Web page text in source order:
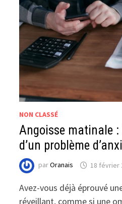
NON CLASSÉ
Angoisse matinale
d’un problème
parOranais 18 février
Avez-vous déjà éprouvé
réveillant, comme si une